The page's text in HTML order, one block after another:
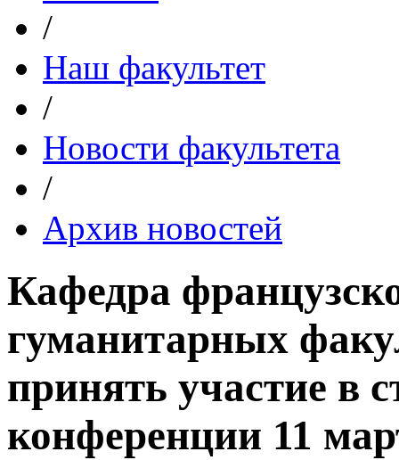
/
Наш факультет
/
Новости факультета
/
Архив новостей
Кафедра
гуманитарных
принять участие в
конференции 11